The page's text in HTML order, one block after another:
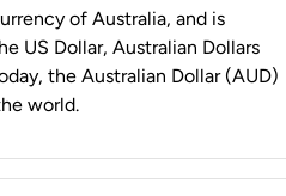
of Australia, and is
US Dollar, Australian Dollars
the Australian Dollar (AUD)
world.